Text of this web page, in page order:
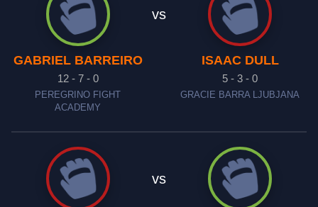
GABRIEL BARREIRO
12 - 7 - 0
PEREGRINO FIGHT
ACADEMY
vs
ISAAC DULL
5 - 3 - 0
GRACIE BARRA LJUBJANA
vs